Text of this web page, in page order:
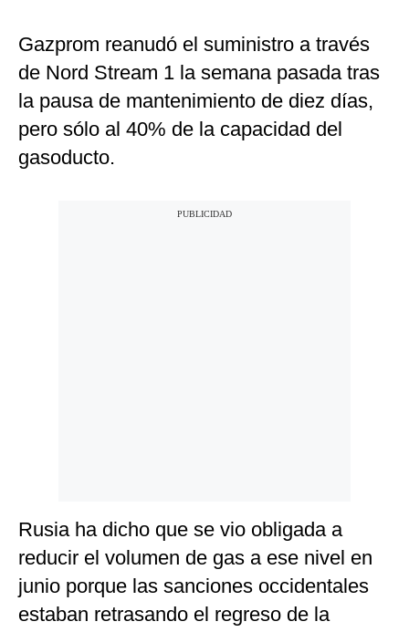
Gazprom reanudó el suministro a través
de Nord Stream 1 la semana pasada tras
la pausa de mantenimiento de diez días,
pero sólo al 40% de la capacidad del
gasoducto.
Rusia ha dicho que se vio obligada a
reducir el volumen de gas a ese nivel en
junio porque las sanciones occidentales
estaban retrasando el regreso de la